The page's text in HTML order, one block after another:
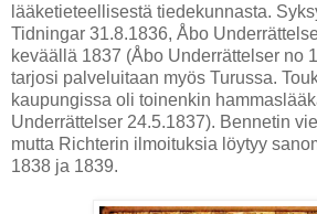
lääketieteellisestä tiedekunnasta.
Tidningar 31.8.1836, Åbo
keväällä 1837 (Åbo Underrättelser no
tarjosi palveluitaan myös Turussa.
kaupungissa oli toinenkin
Underrättelser 24.5.1837). Bennetin
mutta Richterin ilmoituksia löytyy
1838 ja 1839.